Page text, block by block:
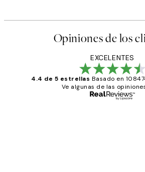
Opiniones de los
EXCELENTES
4.4 de 5 estrellas Basado en
Ve algunas de las